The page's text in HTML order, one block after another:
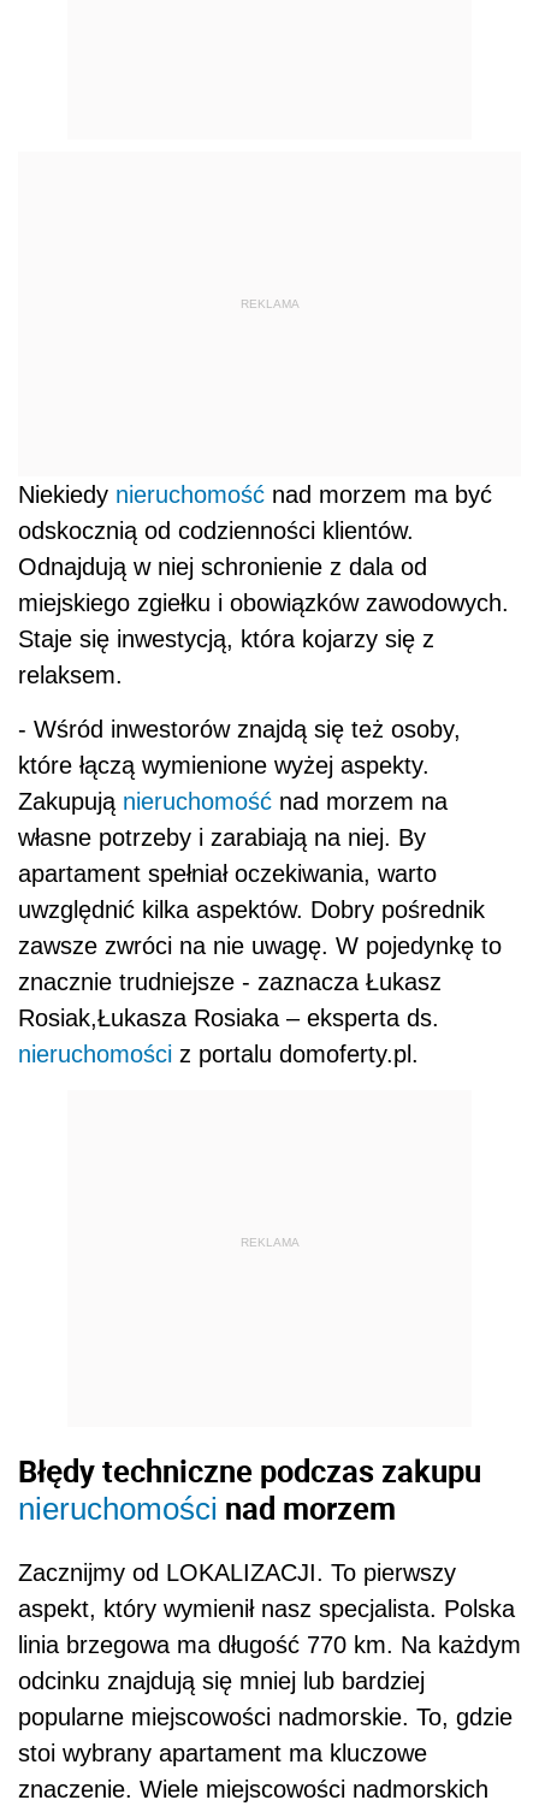
REKLAMA
Niekiedy nieruchomość nad morzem ma być
odskocznią od codzienności klientów.
Odnajdują w niej schronienie z dala od
miejskiego zgiełku i obowiązków zawodowych.
Staje się inwestycją, która kojarzy się z
relaksem.
- Wśród inwestorów znajdą się też osoby,
które łączą wymienione wyżej aspekty.
Zakupują nieruchomość nad morzem na
własne potrzeby i zarabiają na niej. By
apartament spełniał oczekiwania, warto
uwzględnić kilka aspektów. Dobry pośrednik
zawsze zwróci na nie uwagę. W pojedynkę to
znacznie trudniejsze - zaznacza Łukasz
Rosiak,Łukasza Rosiaka – eksperta ds.
nieruchomości z portalu domoferty.pl.
REKLAMA
Błędy techniczne podczas zakupu
nieruchomości nad morzem
Zacznijmy od LOKALIZACJI. To pierwszy
aspekt, który wymienił nasz specjalista. Polska
linia brzegowa ma długość 770 km. Na każdym
odcinku znajdują się mniej lub bardziej
popularne miejscowości nadmorskie. To, gdzie
stoi wybrany apartament ma kluczowe
znaczenie. Wiele miejscowości nadmorskich